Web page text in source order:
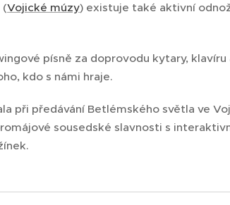
(Vojické múzy) existuje také aktivní
písně za doprovodu kytary, klavíru
kdo s námi hraje.
při předávání Betlémského světla ve
sousedské slavnosti s